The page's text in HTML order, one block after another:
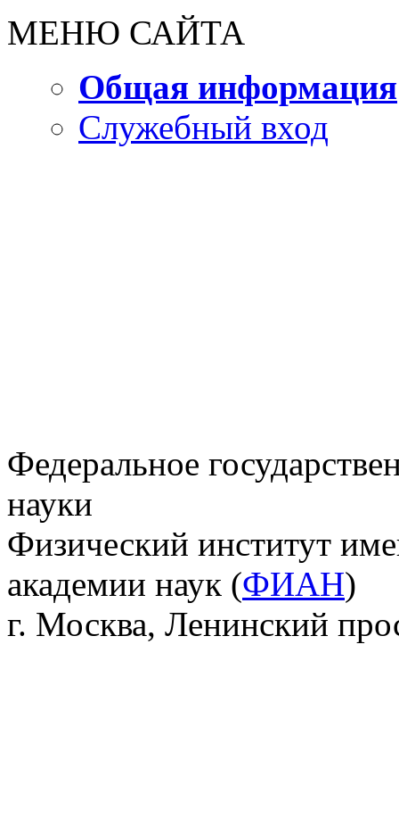
МЕНЮ САЙТА
Общая информация
Служебный вход
Федеральное
науки
Физический институт
академии наук (ФИАН)
г. Москва, Ленинский